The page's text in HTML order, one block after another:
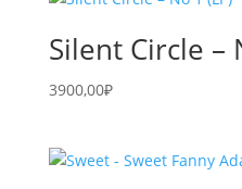
Silent Circle –
3900,00₽